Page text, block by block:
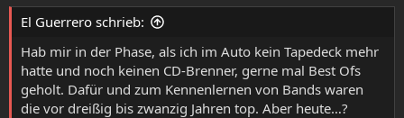
nEl Guerrero schrieb:
Hab mir in der Phase, als ich im Auto kein Tapedeck mehr
hatte und noch keinen CD-Brenner, gerne mal Best Ofs
geholt. Dafür und zum Kennenlernen von Bands waren
die vor dreißig bis zwanzig Jahren top. Aber heute…?